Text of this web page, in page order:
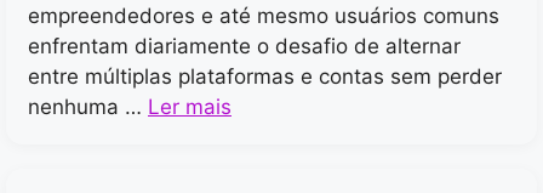
empreendedores e até mesmo usuários comuns
enfrentam diariamente o desafio de alternar
entre múltiplas plataformas e contas sem perder
nenhuma … Ler mais